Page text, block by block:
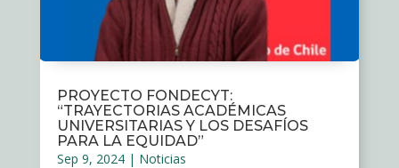
PROYECTO FONDECYT:
“TRAYECTORIAS ACADÉMICAS
UNIVERSITARIAS Y LOS DESAFÍOS
PARA LA EQUIDAD”
Sep 9, 2024| Noticias